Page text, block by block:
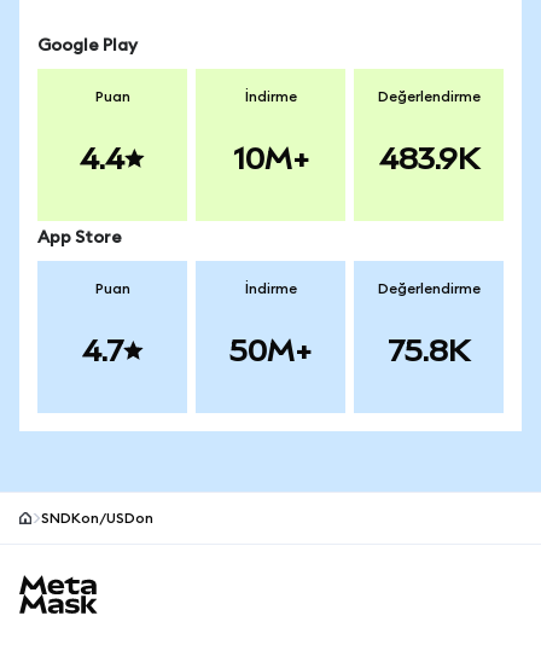
Google Play
Puan
4.4
İndirme
10M+
Değerlendirme
483.9K
App Store
Puan
4.7
İndirme
50M+
Değerlendirme
75.8K
SNDKon/USDon